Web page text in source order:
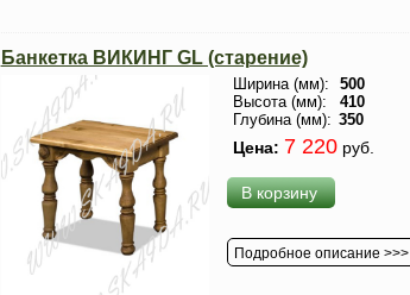
Банкетка ВИКИНГ GL (старение)
Ширина (мм):
500
Высота (мм):
410
Глубина (мм): 350
Цена: 7 220руб.
В корзину
Подробное описание >>>